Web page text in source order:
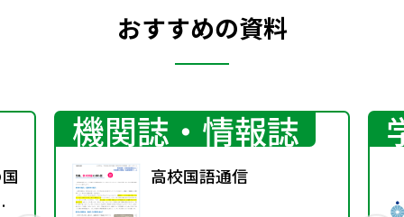
おすすめの資料
機関誌・情報誌
高校国語通信